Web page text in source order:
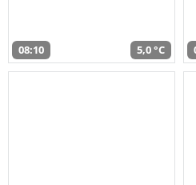
08:10 5,0 °C